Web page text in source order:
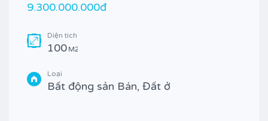
9.300.000.000đ
Diện tích
100 M2
Loại
Bất động sản Bán, Đất ở